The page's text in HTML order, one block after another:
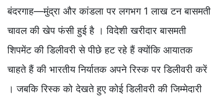
बंदरगाह—मुंद्रा और कांडला पर लगभग 1 लाख टन बासमती
चावल की खेप फंसी हुई है । विदेशी खरीदार बासमती
शिपमेंट की डिलीवरी से पीछे हट रहे हैं क्योंकि आयातक
चाहते हैं की भारतीय निर्यातक अपने रिस्क पर डिलीवरी करें
। जबकि रिस्क को देखते हुए कोई डिलीवरी की जिम्मेदारी